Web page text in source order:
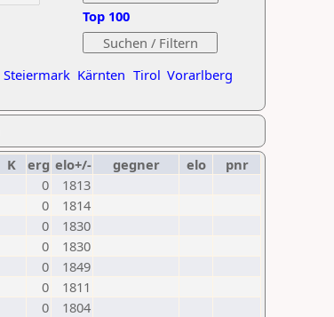
Steiermark Kärnten Tirol Vorarlberg
Top 100
K erg elo+/- gegner elo
pnr
0
1813
0
1814
0
1830
0
1830
0
1849
0
1811
0
1804